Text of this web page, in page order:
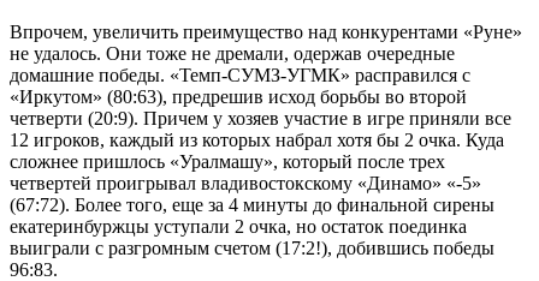
Впрочем, увеличить преимущество над конкурентами «Руне»
не удалось. Они тоже не дремали, одержав очередные
домашние победы. «Темп-СУМЗ-УГМК» расправился с
«Иркутом» (80:63), предрешив исход борьбы во второй
четверти (20:9). Причем у хозяев участие в игре приняли все
12 игроков, каждый из которых набрал хотя бы 2 очка. Куда
сложнее пришлось «Уралмашу», который после трех
четвертей проигрывал владивостокскому «Динамо» «-5»
(67:72). Более того, еще за 4 минуты до финальной сирены
екатеринбуржцы уступали 2 очка, но остаток поединка
выиграли с разгромным счетом (17:2!), добившись победы
96:83.